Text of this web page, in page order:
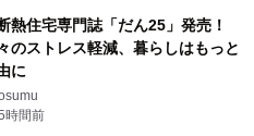
熱住宅専門誌「だん25」発売！
のストレス軽減、暮らしはもっと
に
時間前